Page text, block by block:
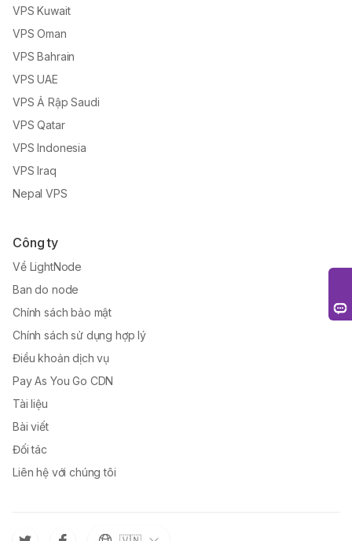
VPS Kuwait
VPS Oman
VPS Bahrain
VPS UAE
VPS Ả Rập Saudi
VPS Qatar
VPS Indonesia
VPS Iraq
Nepal VPS
Công ty
Về LightNode
Ban do node
Chính sách bảo mật
Chính sách sử dụng hợp lý
Điều khoản dịch vụ
Pay As You Go CDN
Tài liệu
Bài viết
Đối tác
Liên hệ với chúng tôi